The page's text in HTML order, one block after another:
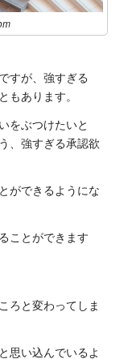
すが、強すぎる
もあります。
をぶつけたいと
、強すぎる承認欲
ができるようにな
ことができます
ろと変わってしま
思い込んでいるよ